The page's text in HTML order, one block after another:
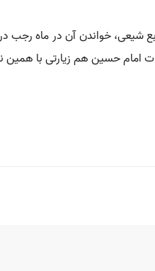
شیعی، خواندن آن در ماه
امام حسین هم زیارتی با همین